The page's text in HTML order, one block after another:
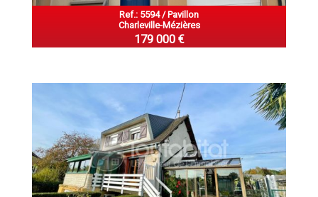
Ref.: 5594 / Pavillon
Charleville-Mézières
179 000 €